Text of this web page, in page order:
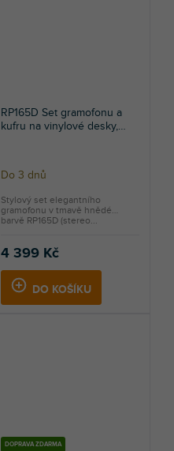
RP165D Set gramofonu a
kufru na vinylové desky,
Do 3 dnů
4 399 Kč
DO KOŠÍKU
Stylový set elegantního
gramofonu v tmavě hnědé
barvě RP165D (stereo...
DOPRAVA ZDARMA